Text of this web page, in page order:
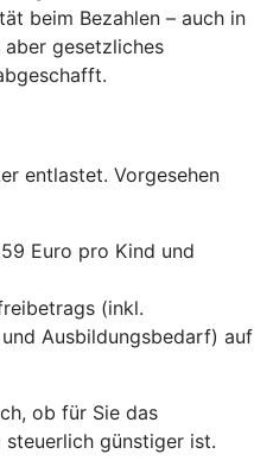
beim Bezahlen – auch in
gesetzliches
entlastet. Vorgesehen
Euro pro Kind und
(inkl.
Ausbildungsbedarf) auf
ob für Sie das
günstiger ist.